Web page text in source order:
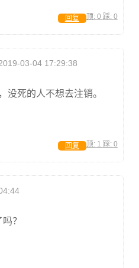
顶: 0 踩: 0
回复
03-04 17:29:38
没死的人不想去注销。
顶: 1 踩: 0
回复
？